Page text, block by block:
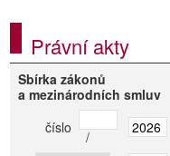
Právní akty
Sbírka zákonů
a mezinárodních smluv
číslo
/